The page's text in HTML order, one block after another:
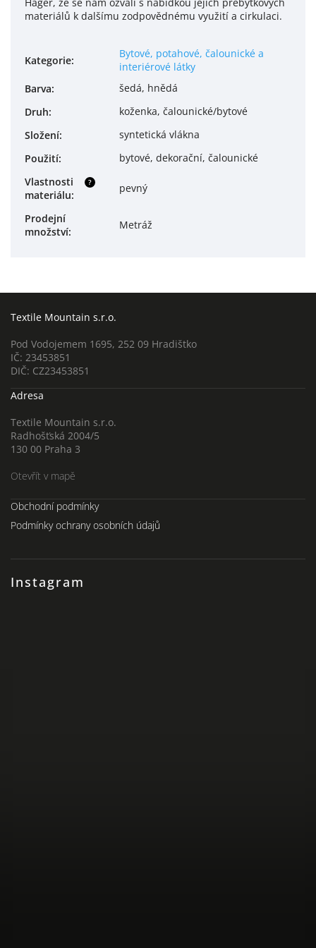
materiálů k dalšímu zodpovědnému využití a cirkulaci.
Kategorie:
Bytové, potahové, čalounické a
interiérové látky
Barva:
šedá, hnědá
Druh:
koženka, čalounické/bytové
Složení:
syntetická vlákna
Použití: bytové, dekorační, čalounické
?
Vlastnosti
materiálu:
pevný
Prodejní
množství:
Metráž
Textile Mountain s.r.o.
Pod Vodojemem 1695, 252 09 Hradištko
IČ: 23453851
DIČ: CZ23453851
Adresa
Textile Mountain s.r.o.
Radhošťská 2004/5
130 00 Praha 3
Otevřít v mapě
Instagram
Obchodní podmínky
Podmínky ochrany osobních údajů